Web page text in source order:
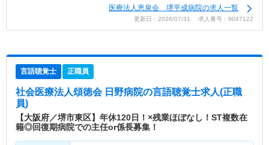
医療法人恵泉会 堺平成病院の求人一覧
更新日：2026/07/31 求人番号：9047122
言語聴覚士 正職員
社会医療法人頌徳会 日野病院の言語聴覚士求人(正職
員)
【大阪府／堺市東区】年休120日！×残業ほぼなし！ST複数在
籍◎回復期病院での主任or係長募集！